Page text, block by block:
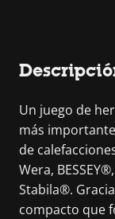
Un juego de
más
de
Wera,
Stabila®.
compacto que